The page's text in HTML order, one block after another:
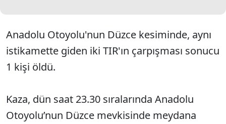
Anadolu Otoyolu'nun Düzce kesiminde, aynı
istikamette giden iki TIR'ın çarpışması sonucu
1 kişi öldü.
Kaza, dün saat 23.30 sıralarında Anadolu
Otoyolu’nun Düzce mevkisinde meydana